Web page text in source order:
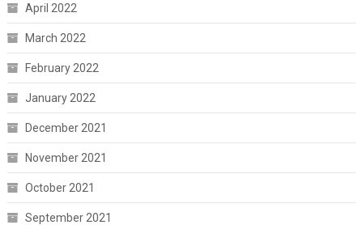
April 2022
March 2022
February 2022
January 2022
December 2021
November 2021
October 2021
September 2021